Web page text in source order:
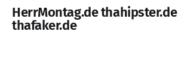
HerrMontag.de thahipster.de
thafaker.de